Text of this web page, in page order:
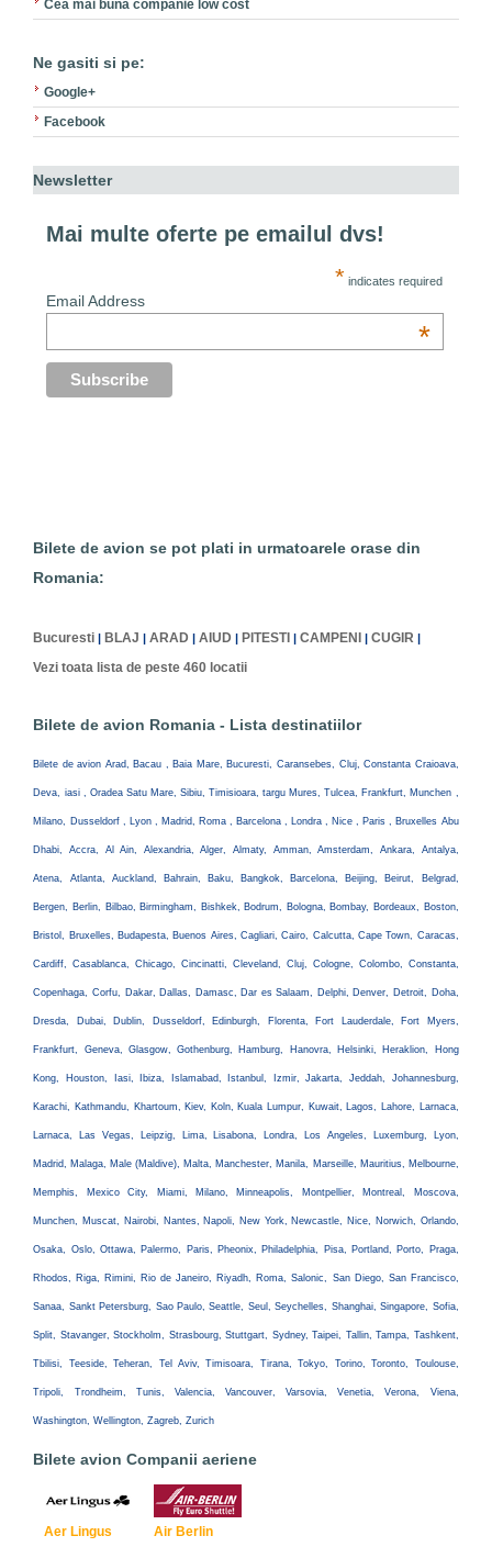
Cea mai buna companie low cost
Ne gasiti si pe:
Google+
Facebook
Newsletter
Mai multe oferte pe emailul dvs!
* indicates required
Email Address
*
Bilete de avion se pot plati in urmatoarele orase din
Romania:
Bucuresti BLAJ |ARAD |AIUD PITESTI |CAMPENI |CUGIR
Vezi toata lista de peste 460 locatii
Bilete de avion Romania - Lista destinatiilor
Bilete de avion Arad, Bacau , Baia Mare, Bucuresti, Caransebes, Cluj, Constanta Craioava,
Deva, iasi , Oradea Satu Mare, Sibiu, Timisioara, targu Mures, Tulcea, Frankfurt, Munchen ,
Milano, Dusseldorf , Lyon , Madrid, Roma , Barcelona , Londra , Nice , Paris , Bruxelles Abu
Dhabi, Accra, Al Ain, Alexandria, Alger, Almaty, Amman, Amsterdam, Ankara, Antalya,
Atena, Atlanta, Auckland, Bahrain, Baku, Bangkok, Barcelona, Beijing, Beirut, Belgrad,
Bergen, Berlin, Bilbao, Birmingham, Bishkek, Bodrum, Bologna, Bombay, Bordeaux, Boston,
Bristol, Bruxelles, Budapesta, Buenos Aires, Cagliari, Cairo, Calcutta, Cape Town, Caracas,
Cardiff, Casablanca, Chicago, Cincinatti, Cleveland, Cluj, Cologne, Colombo, Constanta,
Copenhaga, Corfu, Dakar, Dallas, Damasc, Dar es Salaam, Delphi, Denver, Detroit, Doha,
Dresda, Dubai, Dublin, Dusseldorf, Edinburgh, Florenta, Fort Lauderdale, Fort Myers,
Frankfurt, Geneva, Glasgow, Gothenburg, Hamburg, Hanovra, Helsinki, Heraklion, Hong
Kong, Houston, Iasi, Ibiza, Islamabad, Istanbul, Izmir, Jakarta, Jeddah, Johannesburg,
Karachi, Kathmandu, Khartoum, Kiev, Koln, Kuala Lumpur, Kuwait, Lagos, Lahore, Larnaca,
Larnaca, Las Vegas, Leipzig, Lima, Lisabona, Londra, Los Angeles, Luxemburg, Lyon,
Madrid, Malaga, Male (Maldive), Malta, Manchester, Manila, Marseille, Mauritius, Melbourne,
Memphis, Mexico City, Miami, Milano, Minneapolis, Montpellier, Montreal, Moscova,
Munchen, Muscat, Nairobi, Nantes, Napoli, New York, Newcastle, Nice, Norwich, Orlando,
Osaka, Oslo, Ottawa, Palermo, Paris, Pheonix, Philadelphia, Pisa, Portland, Porto, Praga,
Rhodos, Riga, Rimini, Rio de Janeiro, Riyadh, Roma, Salonic, San Diego, San Francisco,
Sanaa, Sankt Petersburg, Sao Paulo, Seattle, Seul, Seychelles, Shanghai, Singapore, Sofia,
Split, Stavanger, Stockholm, Strasbourg, Stuttgart, Sydney, Taipei, Tallin, Tampa, Tashkent,
Tbilisi, Teeside, Teheran, Tel Aviv, Timisoara, Tirana, Tokyo, Torino, Toronto, Toulouse,
Tripoli, Trondheim, Tunis, Valencia, Vancouver, Varsovia, Venetia, Verona, Viena,
Washington, Wellington, Zagreb, Zurich
Bilete avion Companii aeriene
Aer Lingus
Air Berlin